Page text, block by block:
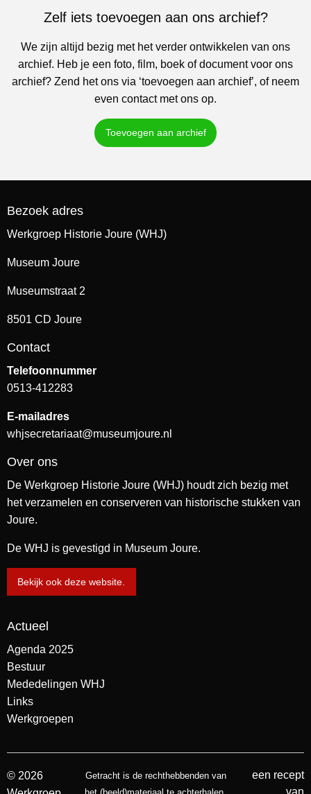
Zelf iets toevoegen aan ons archief?
We zijn altijd bezig met het verder ontwikkelen van ons
archief. Heb je een foto, film, boek of document voor ons
archief? Zend het ons via ‘toevoegen aan archief’, of neem
even contact met ons op.
Toevoegen aan archief
Bezoek adres
Werkgroep Historie Joure (WHJ)
Museum Joure
Museumstraat 2
8501 CD Joure
Contact
Telefoonnummer
0513-412283
E-mailadres
whjsecretariaat@museumjoure.nl
Over ons
De Werkgroep Historie Joure (WHJ) houdt zich bezig met
het verzamelen en conserveren van historische stukken van
Joure.
De WHJ is gevestigd in Museum Joure.
Bekijk ook deze website.
Actueel
Agenda 2025
Bestuur
Mededelingen WHJ
Links
Werkgroepen
© 2026
Getracht is de rechthebbenden van
een recept
van